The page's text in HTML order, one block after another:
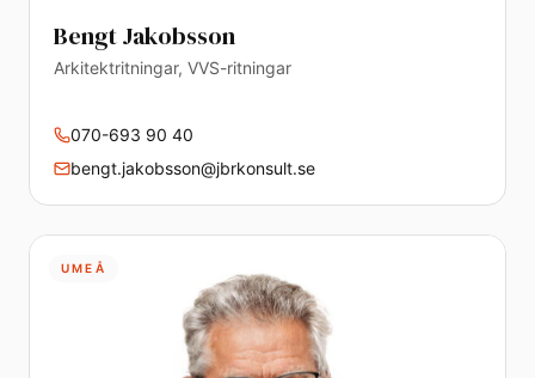
Bengt Jakobsson
Arkitektritningar, VVS-ritningar
070-693 90 40
bengt.jakobsson@jbrkonsult.se
UMEÅ